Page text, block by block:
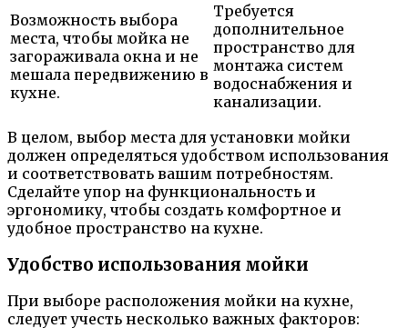
Возможность выбора
места, чтобы мойка не
загораживала окна и не
мешала передвижению в
кухне.
Требуется
дополнительное
пространство для
монтажа систем
водоснабжения и
канализации.
В целом, выбор места для установки мойки
должен определяться удобством использования
и соответствовать вашим потребностям.
Сделайте упор на функциональность и
эргономику, чтобы создать комфортное и
удобное пространство на кухне.
Удобство использования мойки
При выборе расположения мойки на кухне,
следует учесть несколько важных факторов: